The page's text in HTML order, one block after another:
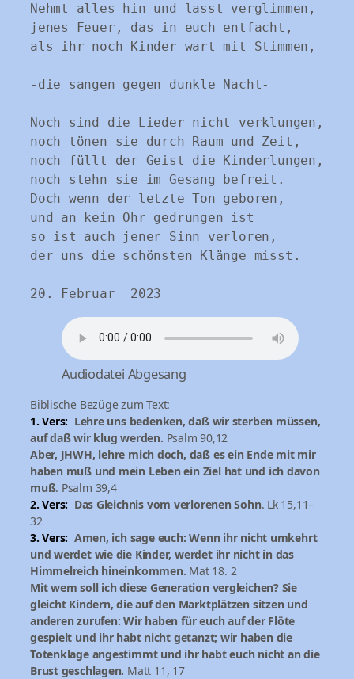
Nehmt alles hin und lasst verglimmen,
jenes Feuer, das in euch entfacht,
als ihr noch Kinder wart mit Stimmen,
-die sangen gegen dunkle Nacht-
Noch sind die Lieder nicht verklungen,
noch tönen sie durch Raum und Zeit,
noch füllt der Geist die Kinderlungen,
noch stehn sie im Gesang befreit.
Doch wenn der letzte Ton geboren,
und an kein Ohr gedrungen ist
so ist auch jener Sinn verloren,
der uns die schönsten Klänge misst.
Audiodatei Abgesang
Biblische Bezüge zum Text:
1. Vers: Lehre uns bedenken, daß wir sterben müssen,
auf daß wir klug werden. Psalm 90,12
Aber, JHWH, lehre mich doch, daß es ein Ende mit mir
haben muß und mein Leben ein Ziel hat und ich davon
muß. Psalm 39,4
2. Vers: Das Gleichnis vom verlorenen Sohn. Lk 15,11–
32
3. Vers: Amen, ich sage euch: Wenn ihr nicht umkehrt
und werdet wie die Kinder, werdet ihr nicht in das
Himmelreich hineinkommen. Mat 18. 2
Mit wem soll ich diese Generation vergleichen? Sie
gleicht Kindern, die auf den Marktplätzen sitzen und
anderen zurufen: Wir haben für euch auf der Flöte
gespielt und ihr habt nicht getanzt; wir haben die
Totenklage angestimmt und ihr habt euch nicht an die
Brust geschlagen. Matt 11, 17